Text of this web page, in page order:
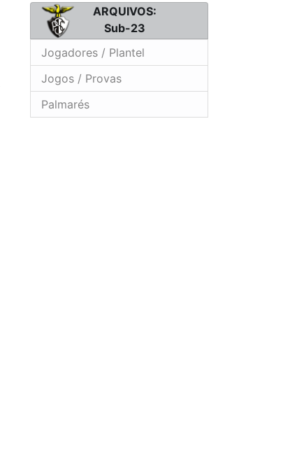
ARQUIVOS:
Sub-23
Jogadores / Plantel
Jogos / Provas
Palmarés